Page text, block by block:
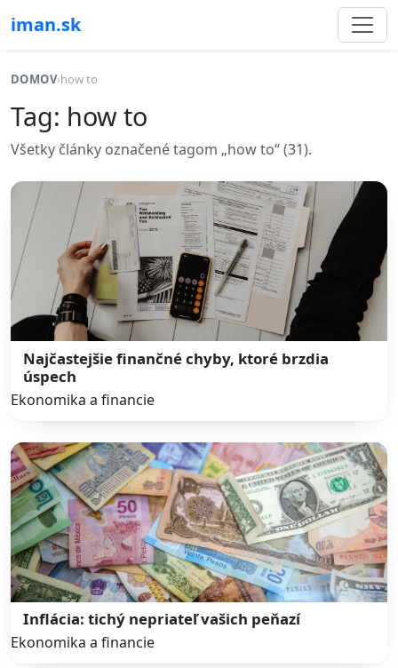
iman.sk
DOMOV›how to
Tag: how to
Všetky články označené tagom „how to“ (31).
Najčastejšie finančné chyby, ktoré brzdia
úspech
Ekonomika a financie
Inflácia: tichý nepriateľ vašich peňazí
Ekonomika a financie